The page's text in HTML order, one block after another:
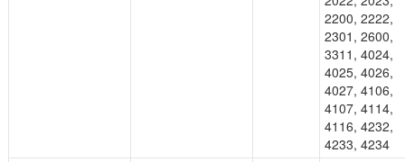
2200, 2222,
2301, 2600,
3311, 4024,
4025, 4026,
4027, 4106,
4107, 4114,
4116, 4232,
4233, 4234